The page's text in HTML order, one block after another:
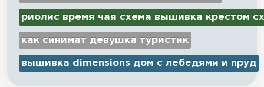
риолис время чая схема вышивка крестом
как синимат девушка туристик
вышивка dimensions дом с лебедями и пруд